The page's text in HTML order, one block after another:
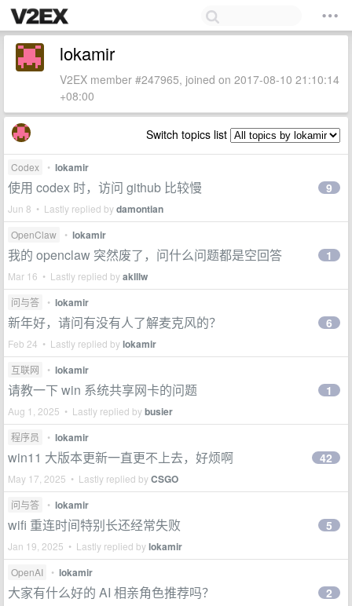
lokamir
V2EX member #247965, joined on 2017-08-10 21:10:14
+08:00
Switch topics list
Codex • lokamir
使用 codex 时，访问 github 比较慢
Jun 8 • Lastly replied bydamontian
9
OpenClaw • lokamir
我的 openclaw 突然废了，问什么问题都是空回答
Mar 16 • Lastly replied byaklllw
1
问与答 • lokamir
新年好，请问有没有人了解麦克风的？
Feb 24 • Lastly replied bylokamir
6
互联网 • lokamir
请教一下 win 系统共享网卡的问题
Aug 1, 2025 • Lastly replied bybusier
1
程序员 • lokamir
win11 大版本更新一直更不上去，好烦啊
May 17, 2025 • Lastly replied byCSGO
42
问与答 • lokamir
wifi 重连时间特别长还经常失败
Jan 19, 2025 • Lastly replied bylokamir
5
OpenAI • lokamir
大家有什么好的 AI 相亲角色推荐吗？ 2